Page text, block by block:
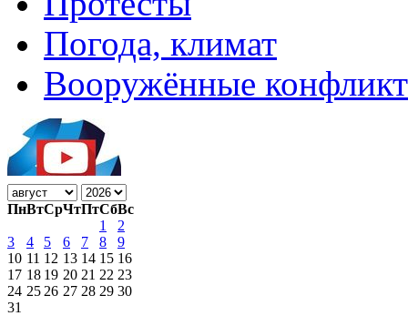
Погода, климат
Вооружённые
ПнВтСрЧтПтСбВс
1
2
3
4 5 6 7 8
9
10 11 12 13 14 15 16
17 18 19 20 21 22 23
24 25 26 27 28 29 30
31